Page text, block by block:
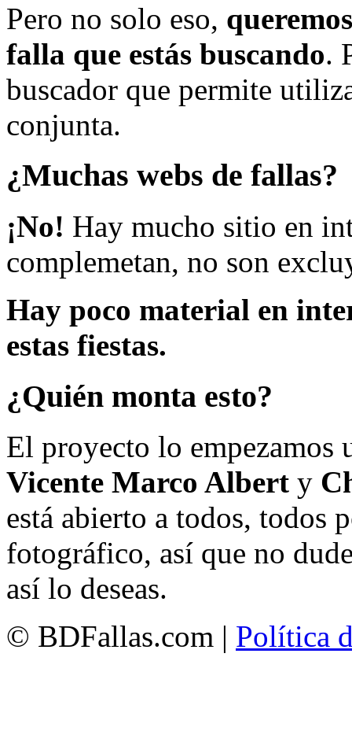
Pero no solo eso,
falla que estás buscando.
buscador que permite
conjunta.
¿Muchas webs de fallas?
¡No! Hay mucho sitio en
complemetan, no son
Hay poco material en
estas fiestas.
¿Quién monta esto?
El proyecto lo empezamos
Vicente Marco Albert y
está abierto a todos, todos
fotográfico, así que no
así lo deseas.
© BDFallas.com | Política